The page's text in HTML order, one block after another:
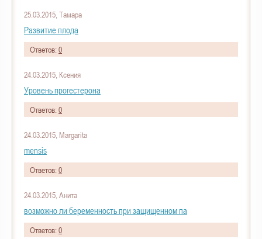
25.03.2015, Тамара
Развитие плода
Ответов:0
24.03.2015, Ксения
Уровень прогестерона
Ответов:0
24.03.2015, Margarita
mensis
Ответов:0
24.03.2015, Анита
возможно ли беременность при защищенном па
Ответов:0